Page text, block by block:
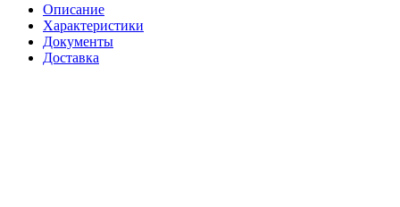
Описание
Характеристики
Документы
Доставка